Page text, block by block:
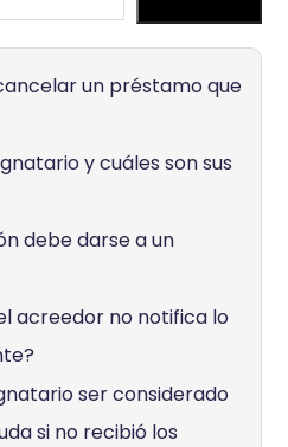
un préstamo que
y cuáles son sus
debe darse a un
acreedor no notifica lo
ser considerado
si no recibió los